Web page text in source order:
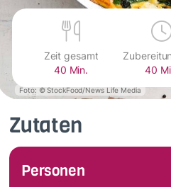
Foto: © StockFood/News Life Media
Zeit gesamt
40 Min.
40
Zutaten
Personen